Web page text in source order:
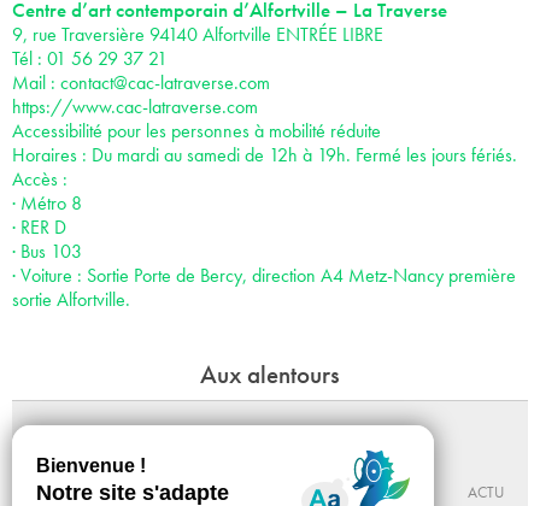
Centre d’art contemporain d’Alfortville – La Traverse
9, rue Traversière 94140 Alfortville ENTRÉE LIBRE
Tél : 01 56 29 37 21
Mail : contact@cac-latraverse.com
https://www.cac-latraverse.com
Accessibilité pour les personnes à mobilité réduite
Horaires : Du mardi au samedi de 12h à 19h. Fermé les jours fériés.
Accès :
· Métro 8
· RER D
· Bus 103
· Voiture : Sortie Porte de Bercy, direction A4 Metz-Nancy première
sortie Alfortville.
Aux alentours
Du 10 - 10 au 13 - 12 - 2026
MABA
ACTU